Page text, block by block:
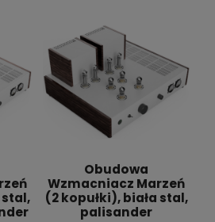
stal,
Obudowa
Wzmacniacz Marzeń
(2 kopułki), biała stal,
palisander